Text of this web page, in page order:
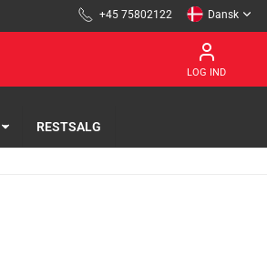
+45 75802122 Dansk
LOG IND
RESTSALG